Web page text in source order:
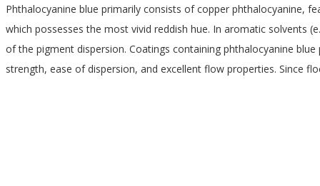
Phthalocyanine blue primarily consists of copper phthalocyanine,
which possesses the most vivid reddish hue. In aromatic solvents
of the pigment dispersion. Coatings containing phthalocyanine
strength, ease of dispersion, and excellent flow properties. Since